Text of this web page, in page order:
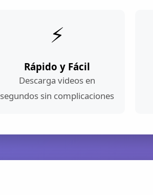
⚡
Rápido y Fácil
Descarga videos en
segundos sin complicaciones